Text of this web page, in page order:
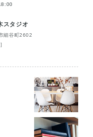
タジオ
細谷町2602